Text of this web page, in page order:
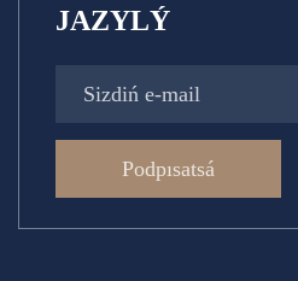
JAZYLÝ
Podpısatsá